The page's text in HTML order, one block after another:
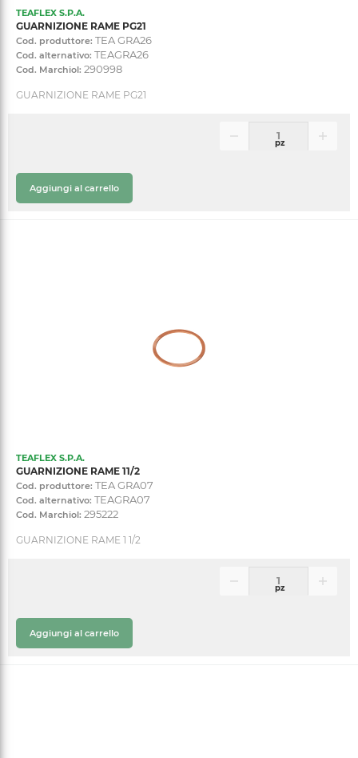
TEAFLEX S.P.A.
GUARNIZIONE RAME PG21
Cod. produttore: TEA GRA26
Cod. alternativo: TEAGRA26
Cod. Marchiol: 290998
GUARNIZIONE RAME PG21
pz
Aggiungi al carrello
TEAFLEX S.P.A.
GUARNIZIONE RAME 11/2
Cod. produttore: TEA GRA07
Cod. alternativo: TEAGRA07
Cod. Marchiol: 295222
GUARNIZIONE RAME 1 1/2
pz
Aggiungi al carrello